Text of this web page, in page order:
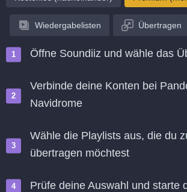
Wiedergabelisten Übertragen
Öffne Soundiiz und wähle das
Verbinde deine Konten bei
Navidrome
Wähle die Playlists aus, die du
übertragen möchtest
Prüfe deine Auswahl und starte